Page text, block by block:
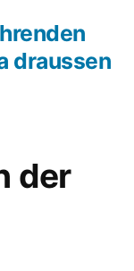
draussen
der